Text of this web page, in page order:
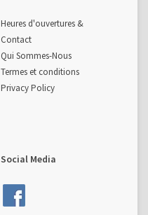
Heures d'ouvertures &
Contact
Qui Sommes-Nous
Termes et conditions
Privacy Policy
Social Media